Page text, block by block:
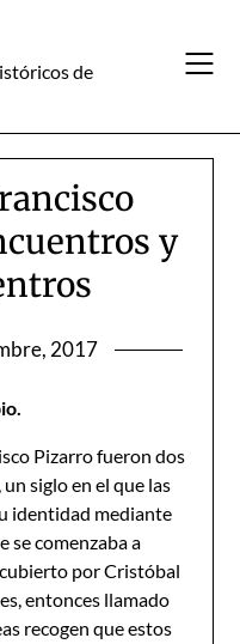
de
y
2017
Pizarro fueron dos
siglo en el que las
identidad mediante
se comenzaba a
por Cristóbal
entonces llamado
recogen que estos